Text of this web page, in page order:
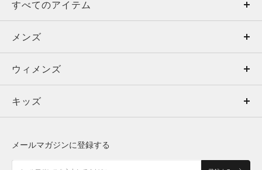
すべてのアイテム
メンズ
ウィメンズ
キッズ
メンズ
トップス
ボトムス
アクセサリー
ウィメンズ
トップス
シューズ
キッズ
メールマガジンに登録する